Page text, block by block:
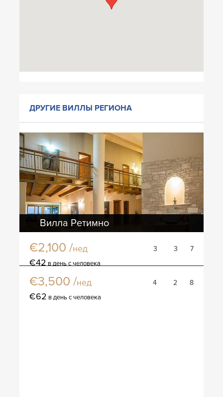
ДРУГИЕ ВИЛЛЫ РЕГИОНА
Вилла Ретимно
€2,100 /нед 3 3 7
€42 в день с человека
Вилла Анасса
€3,500 /нед 4 2 8
€62 в день с человека